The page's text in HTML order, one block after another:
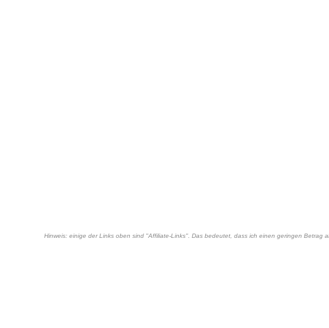
Hinweis: einige der Links oben sind "Affiliate-Links". Das bedeutet, dass ich einen geringen Betrag